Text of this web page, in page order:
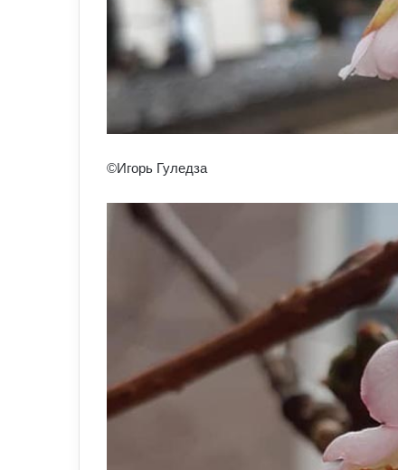
©Игорь Гуледза